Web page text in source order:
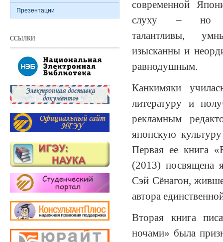
современной
слуху – но
талантливы,
изысканны и
равнодушным.
Канкимяки
литературу и
рекламным
японскую
Первая ее книга
(2013) посвящена
Сэй Сёнагон,
автора
Вторая книга
ночами» была
Презентации
ССЫЛКИ